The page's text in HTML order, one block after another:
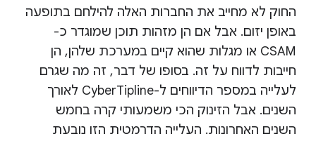
החוק לא מחייב את החברות האלה להילחם בתופעה
באופן יזום. אבל אם הן מזהות תוכן שמוגדר כ-
CSAM או מגלות שהוא קיים במערכת שלהן, הן
חייבות לדווח על זה. בסופו של דבר, זה מה שגרם
לעלייה במספר הדיווחים ל-CyberTipline לאורך
השנים. אבל הזינוק הכי משמעותי קרה בחמש
השנים האחרונות. העלייה הדרמטית הזו נובעת